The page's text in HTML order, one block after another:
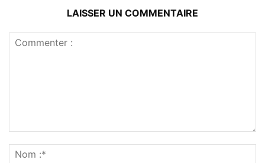
LAISSER UN COMMENTAIRE